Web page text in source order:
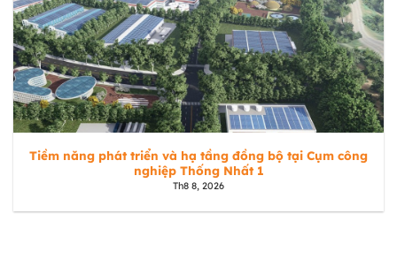
Tiềm năng phát triển và hạ tầng đồng bộ tại Cụm công
nghiệp Thống Nhất 1
Th8 8, 2026